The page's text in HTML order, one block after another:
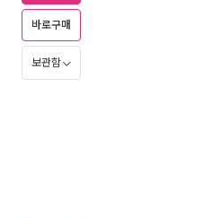
바로구매
보관함